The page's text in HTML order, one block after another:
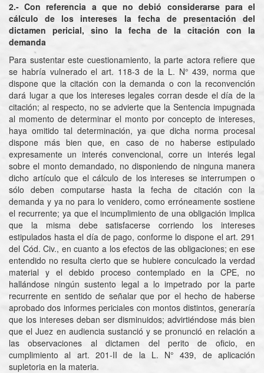
2.- Con referencia a que no debió considerarse para el
cálculo de los intereses la fecha de presentación del
dictamen pericial, sino la fecha de la citación con la
demanda
Para sustentar este cuestionamiento, la parte actora refiere que
se habría vulnerado el art. 118-3 de la L. N° 439, norma que
dispone que la citación con la demanda o con la reconvención
dará lugar a que los intereses legales corran desde el día de la
citación; al respecto, no se advierte que la Sentencia impugnada
al momento de determinar el monto por concepto de intereses,
haya omitido tal determinación, ya que dicha norma procesal
dispone más bien que, en caso de no haberse estipulado
expresamente un interés convencional, corre un interés legal
sobre el monto demandado, no disponiendo de ninguna manera
dicho artículo que el cálculo de los intereses se interrumpen o
sólo deben computarse hasta la fecha de citación con la
demanda y ya no para lo venidero, como erróneamente sostiene
el recurrente; ya que el incumplimiento de una obligación implica
que la misma debe satisfacerse corriendo los intereses
estipulados hasta el día de pago, conforme lo dispone el art. 291
del Cód. Civ., en cuanto a los efectos de las obligaciones; en ese
entendido no resulta cierto que se hubiere conculcado la verdad
material y el debido proceso contemplado en la CPE, no
hallándose ningún sustento legal a lo impetrado por la parte
recurrente en sentido de señalar que por el hecho de haberse
aprobado dos informes periciales con montos distintos, generaría
que los intereses deban ser disminuidos; advirtiéndose más bien
que el Juez en audiencia sustanció y se pronunció en relación a
las observaciones al dictamen del perito de oficio, en
cumplimiento al art. 201-II de la L. N° 439, de aplicación
supletoria en la materia.